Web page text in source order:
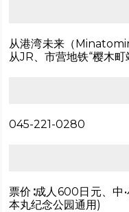
从港湾未来（
从JR、市营地铁“樱木
045-221-0280
票价∶成人600日元、中
本丸纪念公园通用)